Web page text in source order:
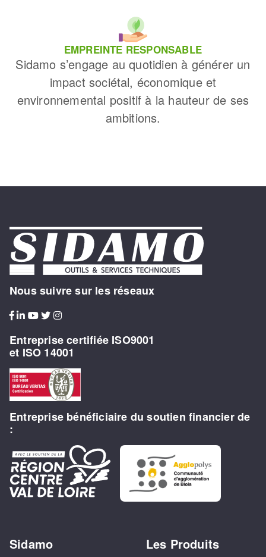
EMPREINTE RESPONSABLE
Sidamo s’engage au quotidien à générer un
impact sociétal, économique et
environnemental positif à la hauteur de ses
ambitions.
Nous suivre sur les réseaux
Entreprise certifiée ISO9001
et ISO 14001
Entreprise bénéficiaire du soutien financier de
:
Sidamo Les Produits